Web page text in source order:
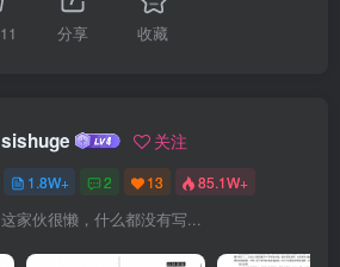
11 分享 收藏
sishuge 关注
1.8W+ 2 13 85.1W+
这家伙很懒，什么都没有写...